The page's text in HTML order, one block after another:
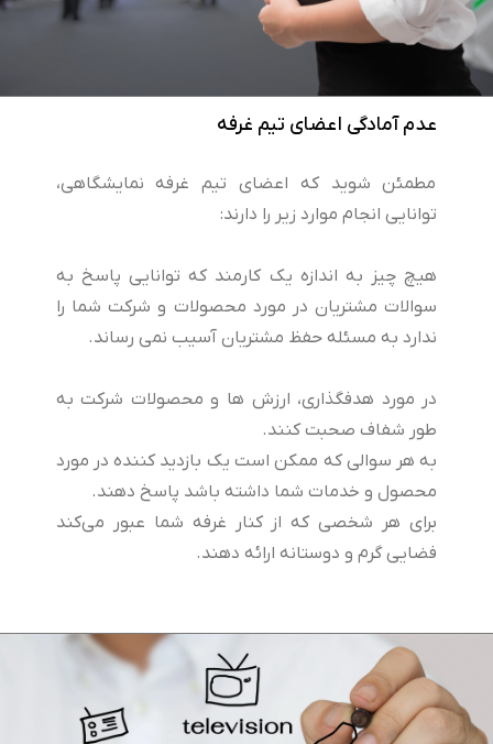
عدم آمادگی اعضای تیم غرفه
مطمئن شوید که اعضای تیم غرفه نمایشگاهی،
توانایی انجام موارد زیر را دارند:
هیچ چیز به اندازه یک کارمند که توانایی پاسخ به
سوالات مشتریان در مورد محصولات و شرکت شما را
ندارد به مسئله حفظ مشتریان آسیب نمی رساند.
در مورد هدفگذاری، ارزش ها و محصولات شرکت به
طور شفاف صحبت کنند.
به هر سوالی که ممکن است یک بازدید کننده در مورد
محصول و خدمات شما داشته باشد پاسخ دهند.
برای هر شخصی که از کنار غرفه شما عبور می‌کند
فضایی گرم و دوستانه ارائه دهند.